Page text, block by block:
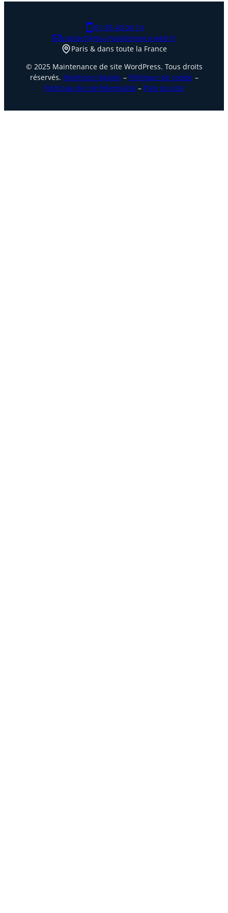
01 85 40 04 14
contact@ma-maintenance-web.fr
Paris & dans toute la France
© 2025 Maintenance de site WordPress. Tous droits
réservés. Mentions légales – Politique de cookie –
Politique de confidentialité – Plan du site